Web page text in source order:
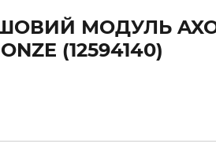
МОДУЛЬ
(12594140)